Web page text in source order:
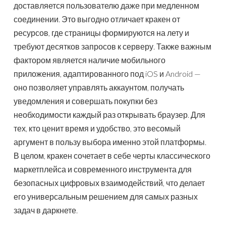
доставляется пользователю даже при медленном
соединении. Это выгодно отличает кракен от
ресурсов, где страницы формируются на лету и
требуют десятков запросов к серверу. Также важным
фактором является наличие мобильного
приложения, адаптированного под iOS и Android —
оно позволяет управлять аккаунтом, получать
уведомления и совершать покупки без
необходимости каждый раз открывать браузер. Для
тех, кто ценит время и удобство, это весомый
аргумент в пользу выбора именно этой платформы.
В целом, кракен сочетает в себе черты классического
маркетплейса и современного инструмента для
безопасных цифровых взаимодействий, что делает
его универсальным решением для самых разных
задач в даркнете.